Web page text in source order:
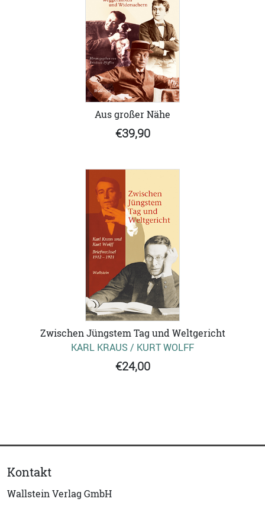
Aus großer Nähe
€39,90
Zwischen Jüngstem Tag und Weltgericht
KARL KRAUS / KURT WOLFF
€24,00
Kontakt
Wallstein Verlag GmbH